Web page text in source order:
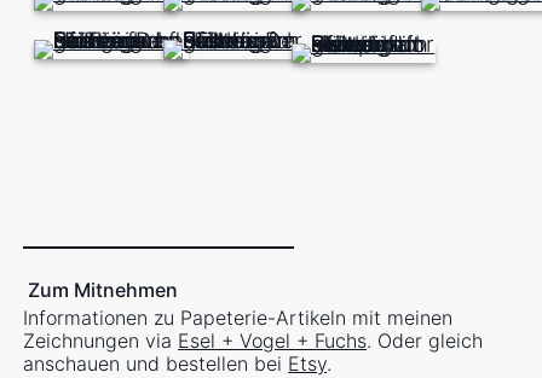
Zum Mitnehmen
Informationen zu Papeterie-Artikeln mit meinen
Zeichnungen via Esel + Vogel + Fuchs. Oder gleich
anschauen und bestellen bei Etsy.